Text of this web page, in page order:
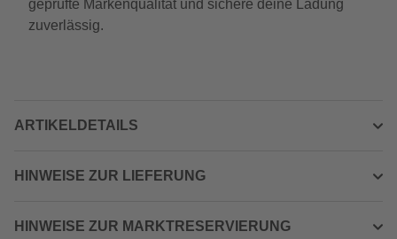
geprüfte Markenqualität und sichere deine Ladung
zuverlässig.
ARTIKELDETAILS
HINWEISE ZUR LIEFERUNG
HINWEISE ZUR MARKTRESERVIERUNG